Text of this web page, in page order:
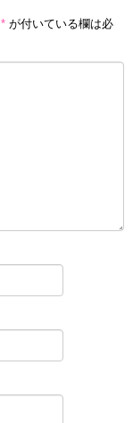
* が付いている欄は必